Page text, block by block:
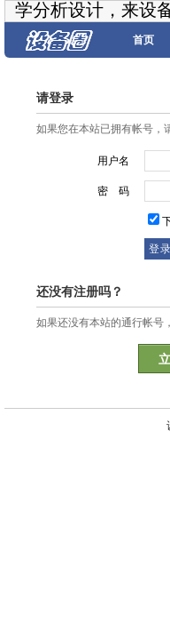
学分析设计，来设
首页
请登录
如果您在本站已拥有帐号，
用户名
密 码
还没有注册吗？
如果还没有本站的通行帐号